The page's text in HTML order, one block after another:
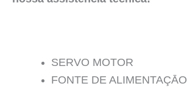
SERVO MOTOR
FONTE DE ALIMENTAÇĀO